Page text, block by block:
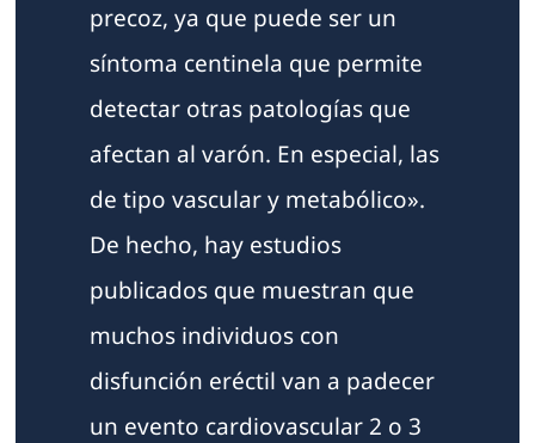
precoz, ya que puede ser un
síntoma centinela que permite
detectar otras patologías que
afectan al varón. En especial, las
de tipo vascular y metabólico».
De hecho, hay estudios
publicados que muestran que
muchos individuos con
disfunción eréctil van a padecer
un evento cardiovascular 2 o 3